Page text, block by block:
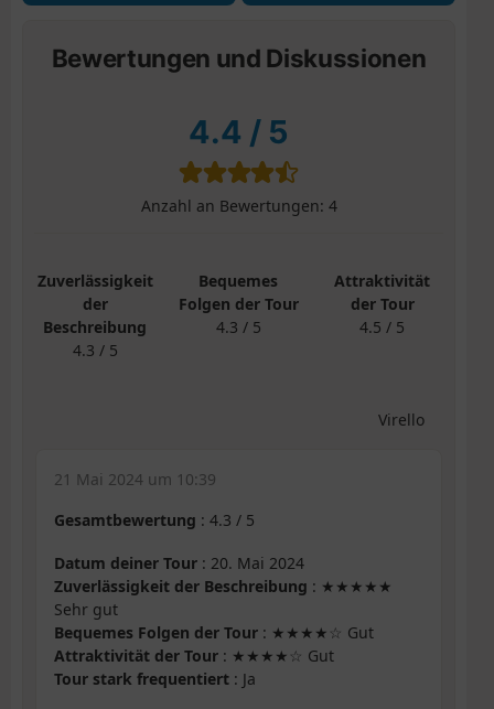
Bewertungen und Diskussionen
4.4 / 5
Anzahl an Bewertungen: 4
Zuverlässigkeit
der
Beschreibung
4.3 / 5
Bequemes
Folgen der Tour
4.3 / 5
Attraktivität
der Tour
4.5 / 5
Virello
21 Mai 2024 um 10:39
Gesamtbewertung : 4.3 / 5
Datum deiner Tour : 20. Mai 2024
Zuverlässigkeit der Beschreibung : ★★★★★
Sehr gut
Bequemes Folgen der Tour : ★★★★☆ Gut
Attraktivität der Tour : ★★★★☆ Gut
Tour stark frequentiert : Ja